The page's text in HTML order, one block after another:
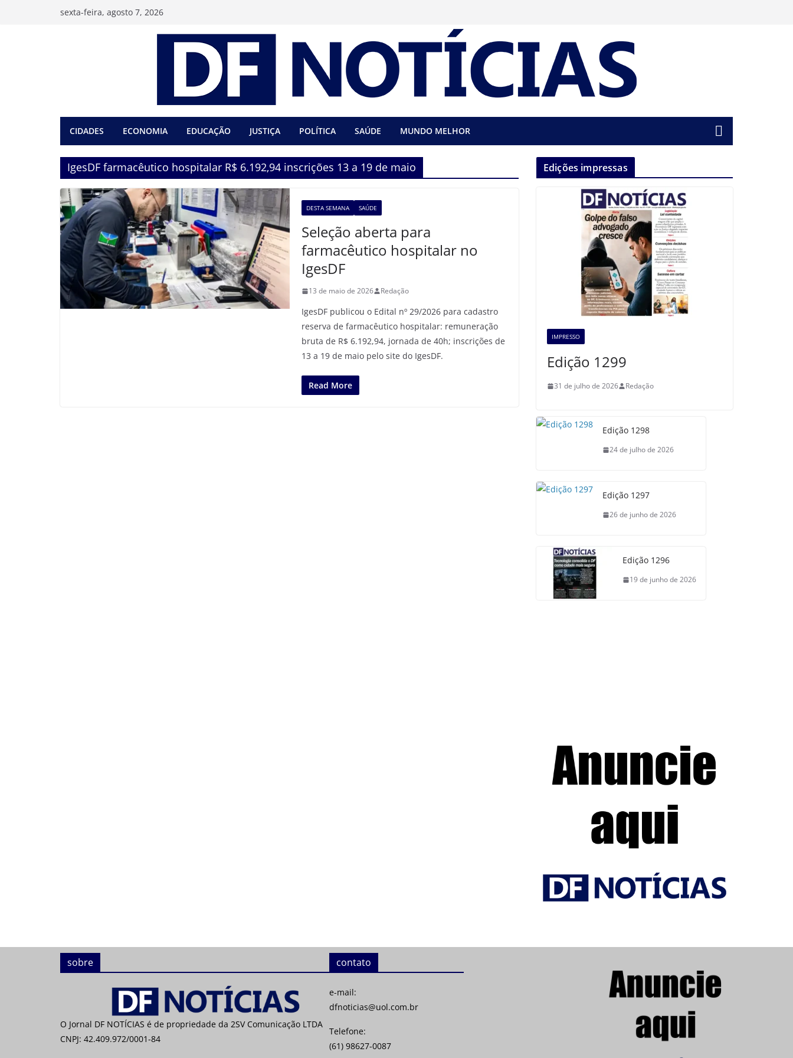
sexta-feira, agosto 7, 2026
CIDADES ECONOMIA EDUCAÇÃO JUSTIÇA POLÍTICA SAÚDE MUNDO MELHOR
IgesDF farmacêutico hospitalar R$ 6.192,94 inscrições 13 a 19 de maio
DESTA SEMANA SAÚDE
Seleção aberta para
farmacêutico hospitalar no
IgesDF
13 de maio de 2026 Redação
IgesDF publicou o Edital nº 29/2026 para cadastro
reserva de farmacêutico hospitalar: remuneração
bruta de R$ 6.192,94, jornada de 40h; inscrições de
13 a 19 de maio pelo site do IgesDF.
Read More
Edições impressas
IMPRESSO
Edição 1299
31 de julho de 2026 Redação
Edição 1298
24 de julho de 2026
Edição 1297
26 de junho de 2026
Edição 1296
19 de junho de 2026
sobre
O Jornal DF NOTÍCIAS é de propriedade da 2SV Comunicação LTDA
CNPJ: 42.409.972/0001-84
contato
e-mail:
dfnoticias@uol.com.br
Telefone:
(61) 98627-0087